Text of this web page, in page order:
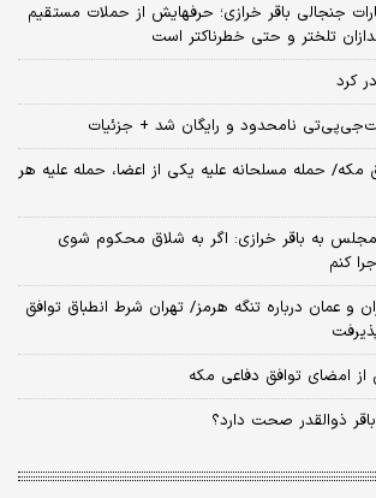
جنجالی باقر خرازی؛ حرفهایش از حملات مستقیم
تلختر و حتی خطرناکتر است
کرد
نامحدود و رایگان شد + جزئیات
مکه/ حمله مسلحانه علیه یکی از اعضا، حمله علیه هر
مجلس به باقر خرازی: اگر به شلاق محکوم شوی
کنم
و عمان درباره تنگه هرمز/ تهران شرط انطباق توافق
امضای توافق دفاعی مکه
ذوالقدر صحت دارد؟